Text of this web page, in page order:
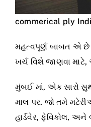
commerical ply
મહત્વપૂર્ણ બાબત એ
ખર્ચ વિશે જાણવા
મુંબઈ માં, એક સારો
માલ પર. જો તમે
હાર્ડવેર, ફેવિકોલ,